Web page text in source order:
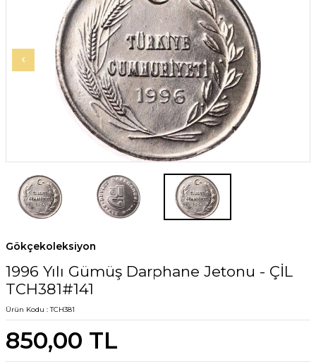
Gökçekoleksiyon
1996 Yılı Gümüş Darphane Jetonu - ÇİL
TCH381#141
Ürün Kodu :TCH381
850,00 TL